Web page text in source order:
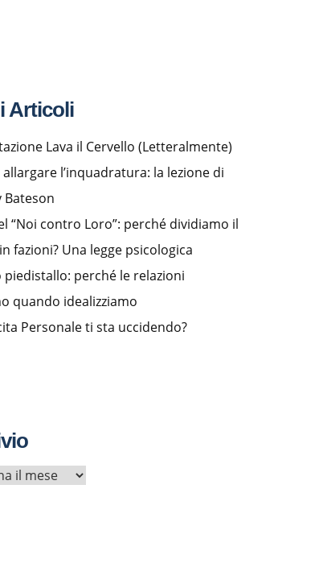
Articoli
Lava il Cervello (Letteralmente)
allargare l’inquadratura: la lezione di
Bateson
“Noi contro Loro”: perché dividiamo il
fazioni? Una legge psicologica
piedistallo: perché le relazioni
quando idealizziamo
Personale ti sta uccidendo?